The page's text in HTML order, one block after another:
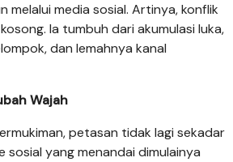
melalui media sosial. Artinya, konflik
Ia tumbuh dari akumulasi luka,
dan lemahnya kanal
Wajah
petasan tidak lagi sekadar
sosial yang menandai dimulainya